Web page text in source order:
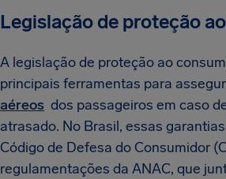
Legislação de proteção
A legislação de proteção ao
principais ferramentas para
aéreos dos passageiros em caso
atrasado. No Brasil, essas
Código de Defesa do Consumidor
regulamentações da ANAC, que